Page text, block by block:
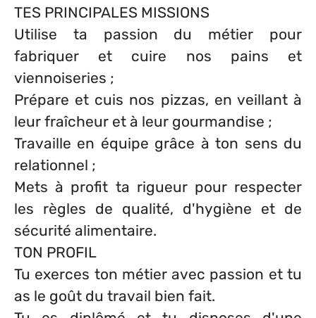
TES PRINCIPALES MISSIONS
Utilise ta passion du métier pour
fabriquer et cuire nos pains et
viennoiseries ;
Prépare et cuis nos pizzas, en veillant à
leur fraîcheur et à leur gourmandise ;
Travaille en équipe grâce à ton sens du
relationnel ;
Mets à profit ta rigueur pour respecter
les règles de qualité, d'hygiène et de
sécurité alimentaire.
TON PROFIL
Tu exerces ton métier avec passion et tu
as le goût du travail bien fait.